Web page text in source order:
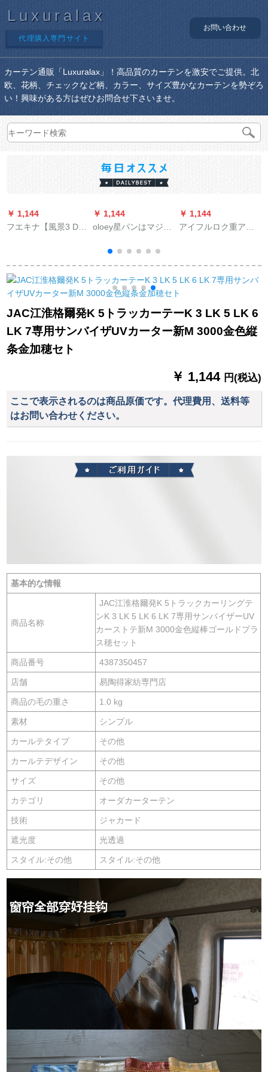
Luxuralax
代理購入専門サイト
お問い合わせ
カーテン通販「Luxuralax」！高品質のカーテンを激安でご提供。北
欧、花柄、チェックなど柄、カラー、サイズ豊かなカーテンを勢ぞろ
い！興味がある方はぜひお問合せ下さいませ。
￥ 1,144
フエキナ【風景3 Dプ
ーダンのレイン既製
カーン遮光蚊よけの
レイン寝室キッドレ
ン寝室
￥ 1,144
oloey星パンはマジッ
遮光しています。小
羽音ネットの红姫系
寝室をイントストと
します。カータース
タッドは幅が1.5*2(短
いしてもいいです。)
面の魔青フーは星で
￥ 1,144
アイフルロク重アル
ベルトマルロッキン
グ98アイボレー白大
JAC江淮格爾発K 5トラッカーテーK 3 LK 5 LK 6
LK 7専用サンバイザUVカーター新M 3000金色縦
条金加穂セト
￥ 1,144 円(税込)
ここで表示されるのは商品原価です。代理費用、送料等
はお問い合わせください。
基本的な情報
商品名称
JAC江淮格爾発K 5トラックカーリングテ
ンK 3 LK 5 LK 6 LK 7専用サンバイザーUV
カーストテ新M 3000金色縦棒ゴールドプラ
ス穂セット
商品番号 4387350457
店舗 易陶得家紡専門店
商品の毛の重さ 1.0 kg
素材 シンプル
カールテタイプ その他
カールテデザイン その他
サイズ その他
カテゴリ オーダカーターテン
技術 ジャカード
遮光度 光透過
スタイル:その他 スタイル:その他